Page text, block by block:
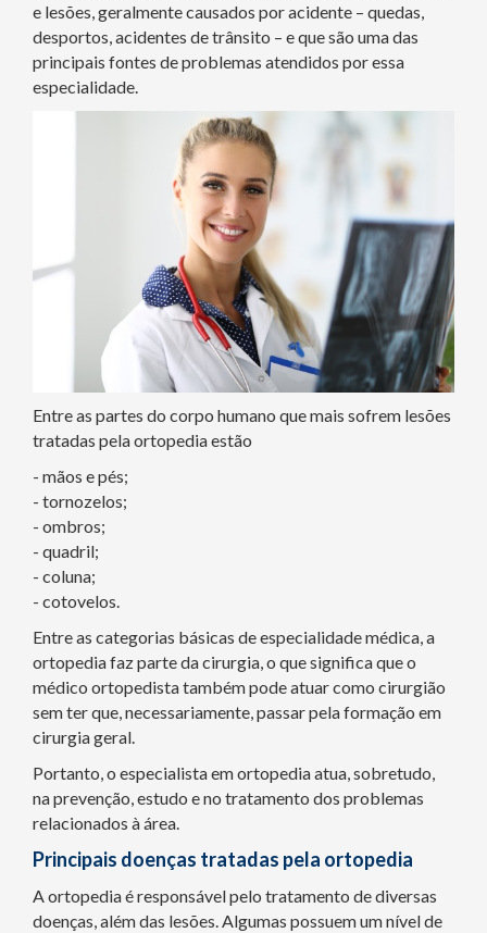
e lesões, geralmente causados por acidente – quedas,
desportos, acidentes de trânsito – e que são uma das
principais fontes de problemas atendidos por essa
especialidade.
Entre as partes do corpo humano que mais sofrem lesões
tratadas pela ortopedia estão
- mãos e pés;
- tornozelos;
- ombros;
- quadril;
- coluna;
- cotovelos.
Entre as categorias básicas de especialidade médica, a
ortopedia faz parte da cirurgia, o que significa que o
médico ortopedista também pode atuar como cirurgião
sem ter que, necessariamente, passar pela formação em
cirurgia geral.
Portanto, o especialista em ortopedia atua, sobretudo,
na prevenção, estudo e no tratamento dos problemas
relacionados à área.
Principais doenças tratadas pela ortopedia
A ortopedia é responsável pelo tratamento de diversas
doenças, além das lesões. Algumas possuem um nível de